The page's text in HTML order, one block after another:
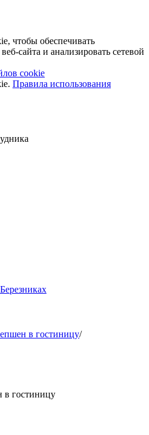
чтобы обеспечивать
сайта и анализировать сетевой
cookie
Правила использования
в гостиницу/
в гостиницу